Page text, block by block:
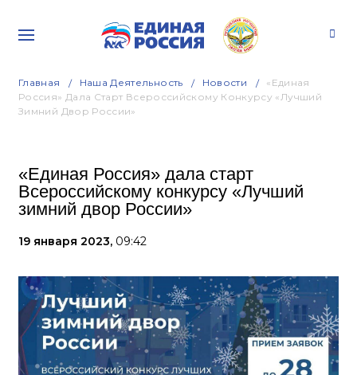
Главная Наша Деятельность Новости
«Единая
Россия» Дала Старт Всероссийскому Конкурсу «Лучший
Зимний Двор России»
«Единая Россия» дала старт
Всероссийскому конкурсу «Лучший
зимний двор России»
19 января 2023, 09:42